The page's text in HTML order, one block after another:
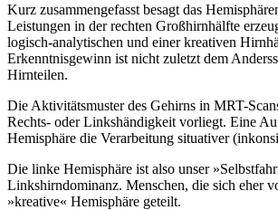
Kurz zusammengefasst besagt das
Leistungen in der rechten Großhirnhälfte
logisch-analytischen und einer kreativen
Erkenntnisgewinn ist nicht zuletzt dem
Hirnteilen.
Die Aktivitätsmuster des Gehirns in MRT-
Rechts- oder Linkshändigkeit vorliegt. Eine
Hemisphäre die Verarbeitung situativer
Die linke Hemisphäre ist also unser
Linkshirndominanz. Menschen, die sich eher
»kreative« Hemisphäre geteilt.